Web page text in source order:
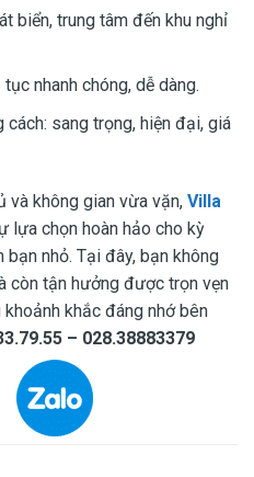
biển, trung tâm đến khu nghỉ
tục nhanh chóng, dễ dàng.
cách: sang trọng, hiện đại, giá
và không gian vừa vặn, Villa
lựa chọn hoàn hảo cho kỳ
nhỏ. Tại đây, bạn không
còn tận hưởng được trọn vẹn
khắc đáng nhớ bên
– 028.38883379